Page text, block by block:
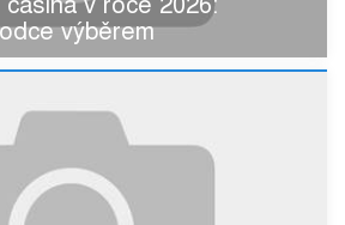
výběrem